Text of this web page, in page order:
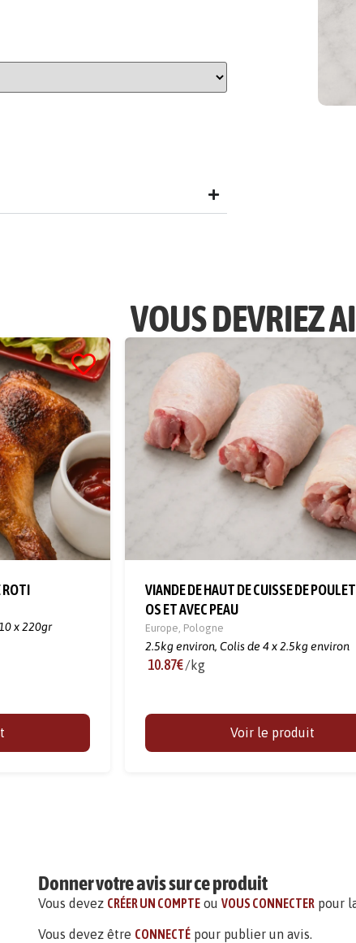
VOUS DEVRIEZ
ROTI
x 220gr
VIANDE DE HAUT DE CUISSE DE
OS ET AVEC PEAU
Europe Pologne
2.5kg environ, Colis de 4 x 2.5kg environ
10.87€/kg
Voir le produit
Donner votre avis sur ce produit
Vous devez CRÉER UN COMPTEou VOUS CONNECTERpour
Vous devez être CONNECTÉpour publier un avis.